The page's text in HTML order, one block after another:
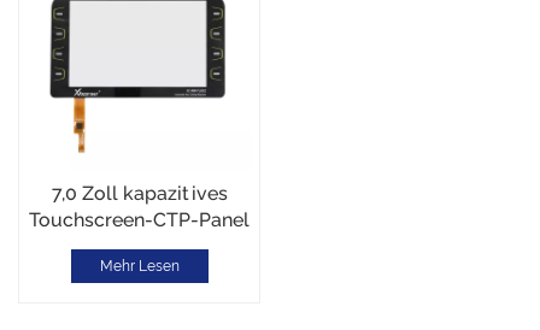
7,0 Zoll kapazitives
Touchscreen-CTP-Panel
Mehr Lesen